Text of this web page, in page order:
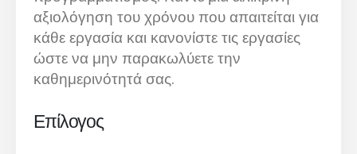
αξιολόγηση του χρόνου που απαιτείται για
κάθε εργασία και κανονίστε τις εργασίες
ώστε να μην παρακωλύετε την
καθημερινότητά σας.
Επίλογος